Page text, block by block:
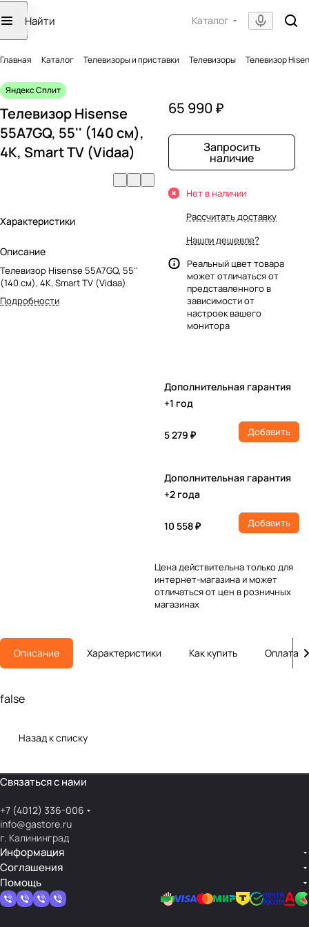
Каталог
Главная Каталог Телевизоры и приставки Телевизоры Телевизор
Яндекс Сплит
Телевизор Hisense
55A7GQ, 55'' (140 см),
4K, Smart TV (Vidaa)
Характеристики
Описание
Телевизор Hisense 55A7GQ, 55''
(140 см), 4K, Smart TV (Vidaa)
Подробности
65 990 ₽
Запросить
наличие
Нет в наличии
Рассчитать доставку
Нашли дешевле?
Реальный цвет товара
может отличаться от
представленного в
зависимости от
настроек вашего
монитора
Дополнительная гарантия
+1 год
5 279 ₽ Добавить
Дополнительная гарантия
+2 года
10 558 ₽ Добавить
Цена действительна только для
интернет-магазина и может
отличаться от цен в розничных
магазинах
Описание Характеристики Как купить Оплата
false
Назад к списку
Связаться с нами
+7 (4012) 336-006
info@gastore.ru
г. Калининград
Информация
Соглашения
Помощь